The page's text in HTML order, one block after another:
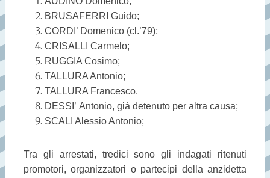
BRUSAFERRI Guido;
CORDI’ Domenico (cl.’79);
CRISALLI Carmelo;
RUGGIA Cosimo;
TALLURA Antonio;
TALLURA Francesco.
DESSI’ Antonio, già detenuto per altra causa;
SCALI Alessio Antonio;
Tra gli arrestati, tredici sono gli indagati ritenuti
promotori, organizzatori o partecipi della anzidetta